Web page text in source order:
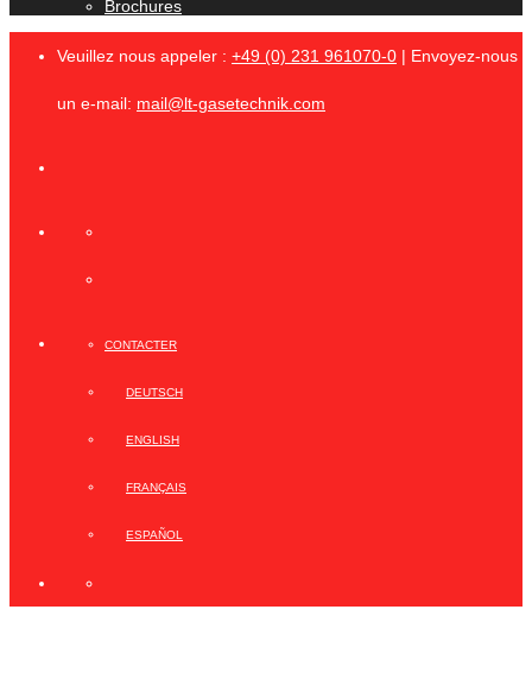
Brochures
Veuillez nous appeler : +49 (0) 231 961070-0 | Envoyez-nous
un e-mail: mail@lt-gasetechnik.com
CONTACTER
DEUTSCH
ENGLISH
FRANÇAIS
ESPAÑOL